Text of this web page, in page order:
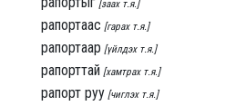
[заах т.я.]
рапортаас [гарах т.я.]
рапортаар [үйлдэх т.я.]
рапорттай [хамтрах т.я.]
рапорт руу [чиглэх т.я.]